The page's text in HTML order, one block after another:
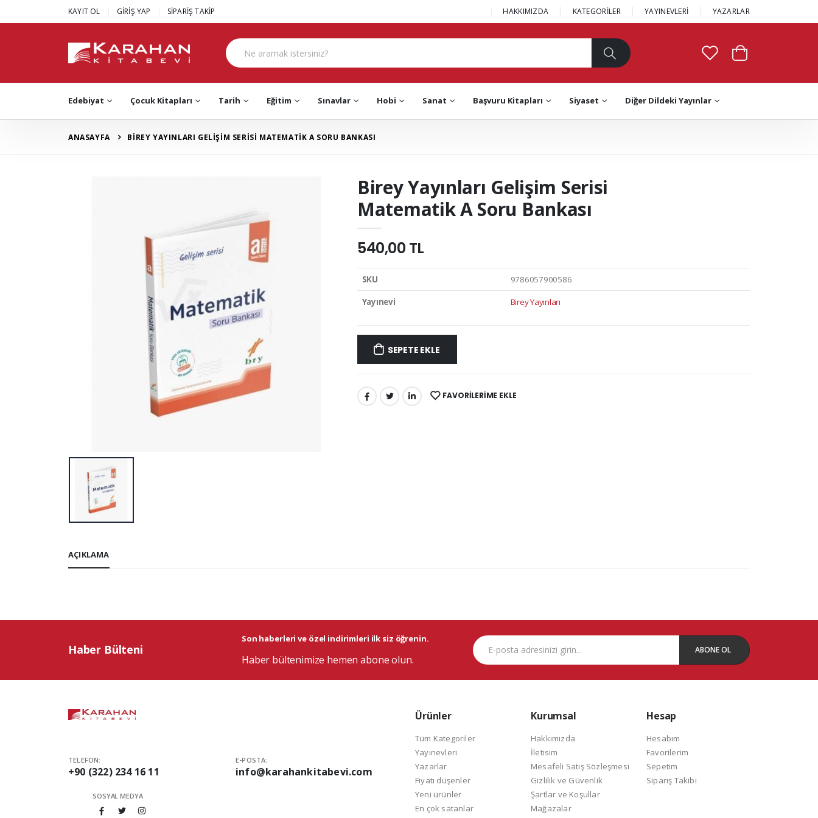
KAYIT OL GİRİŞ YAP SİPARİŞ TAKİP HAKKIMIZDA KATEGORİLER YAYINEVLERİ YAZARLAR
Edebiyat Çocuk Kitapları Tarih Eğitim Sınavlar Hobi Sanat Başvuru Kitapları Siyaset Diğer Dildeki Yayınlar
ANASAYFA BİREY YAYINLARI GELİŞİM SERİSİ MATEMATİK A SORU BANKASI
Birey Yayınları Gelişim Serisi
Matematik A Soru Bankası
540,00 TL
SKU 9786057900586
Yayınevi Birey Yayınları
SEPETE EKLE
PAYLAŞ: FAVORILERIME EKLE
AÇIKLAMA
Haber Bülteni
Son haberleri ve özel indirimleri ilk siz öğrenin.
Haber bültenimize hemen abone olun.
ABONE OL
TELEFON:
+90 (322) 234 16 11
E-POSTA:
info@karahankitabevi.com
SOSYAL MEDYA
Ürünler
Tüm Kategoriler
Yayınevleri
Yazarlar
Fiyatı düşenler
Yeni ürünler
En çok satanlar
Kurumsal
Hakkımızda
İletisim
Mesafeli Satış Sözleşmesi
Gizlilik ve Güvenlik
Şartlar ve Koşullar
Mağazalar
Hesap
Hesabım
Favorilerim
Sepetim
Sipariş Takibi